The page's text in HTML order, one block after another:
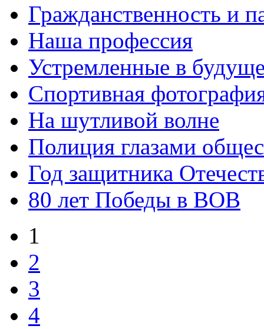
Гражданственность и
Наша профессия
Устремленные в
Спортивная
На шутливой волне
Полиция глазами
Год защитника
80 лет Победы в ВОВ
1
2
3
4